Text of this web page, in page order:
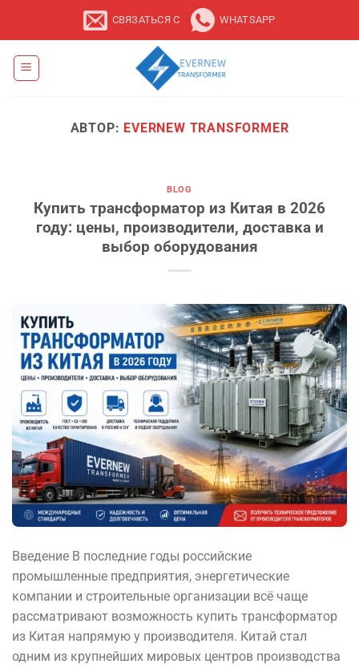
СВЯЗАТЬСЯ С WHATSAPP
АВТОР: EVERNEW TRANSFORMER
BLOG
Купить трансформатор из Китая в 2026
году: цены, производители, доставка и
выбор оборудования
Введение В последние годы российские
промышленные предприятия, энергетические
компании и строительные организации всё чаще
рассматривают возможность купить трансформатор
из Китая напрямую у производителя. Китай стал
одним из крупнейших мировых центров производства